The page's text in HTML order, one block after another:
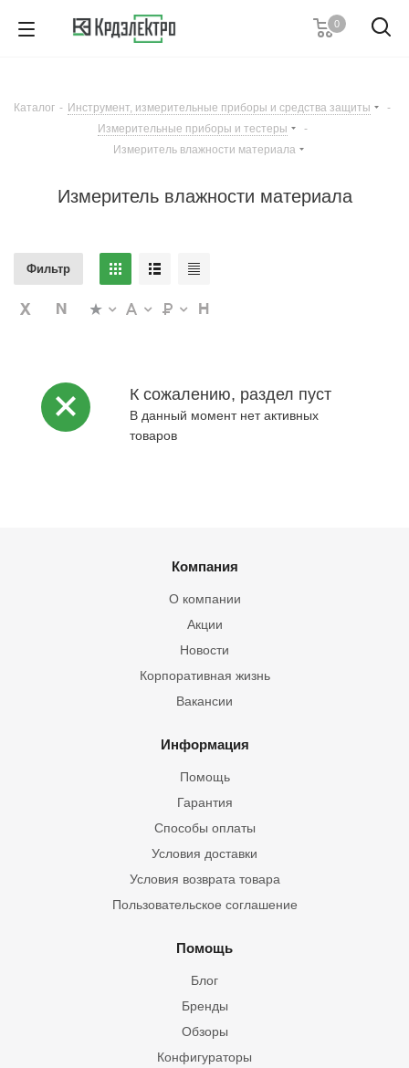
0
Заказать звонок
Каталог - Инструмент, измерительные приборы и средства защиты
-
Измерительные приборы и тестеры
-
Измеритель влажности материала
Измеритель влажности материала
Фильтр
К сожалению, раздел пуст
В данный момент нет активных
товаров
Компания
О компании
Акции
Новости
Корпоративная жизнь
Вакансии
Информация
Помощь
Гарантия
Способы оплаты
Условия доставки
Условия возврата товара
Пользовательское соглашение
Помощь
Блог
Бренды
Обзоры
Конфигураторы